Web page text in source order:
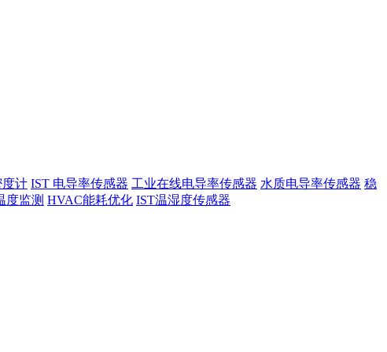
计 IST 电导率传感器 工业在线电导率传感器 水质电导率传感器 稳
度监测 HVAC能耗优化 IST温湿度传感器